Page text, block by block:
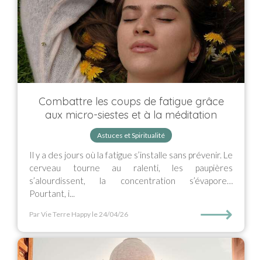
Combattre les coups de fatigue grâce
aux micro-siestes et à la méditation
Astuces et Spiritualité
Il y a des jours où la fatigue s’installe sans prévenir. Le
cerveau tourne au ralenti, les paupières
s’alourdissent, la concentration s’évapore…
Pourtant, i...
Par Vie Terre Happy le 24/04/26 ⟶